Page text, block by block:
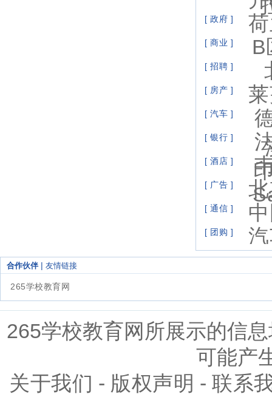
[ 政府 ]
[ 商业 ] B
[ 招聘 ]
[ 房产 ]
[ 汽车 ]
[ 银行 ]
[ 酒店 ]
[ 广告 ]
[ 通信 ]
[ 团购 ]
合作伙伴| 友情链接
265学校教育网
265学校教育网所展示的信
可能产
关于我们 - 版权声明 - 联系